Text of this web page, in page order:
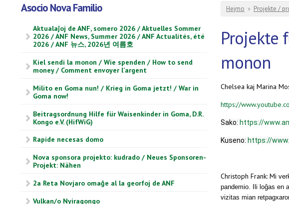
Asocio Nova Familio
Aktualaĵoj de ANF, somero 2026 / Aktuelles Sommer
2026 / ANF News, Summer 2026 / ANF Actualités, été
2026 / ANF 뉴스, 2026년 여름호
Kiel sendi la monon / Wie spenden / How to send
money / Comment envoyer l'argent
Milito en Goma nun! / Krieg in Goma jetzt! / War in
Goma now!
Beitragsordnung Hilfe für Waisenkinder in Goma, D.R.
Kongo e.V. (HifWiG)
Rapide necesas domo
Nova sponsora projekto: kudrado / Neues Sponsoren-
Projekt: Nähen
2a Reta Novjaro omaĝe al la georfoj de ANF
Vulkan/o Nyiragongo
You are
Hejmo » Projekte /
Projekte
monon
Chelsea kaj Marina
https://
Sako: https://
Kuseno: https://
Christoph Frank: Mi
pandemio. Ili loĝas en
vizitas mian